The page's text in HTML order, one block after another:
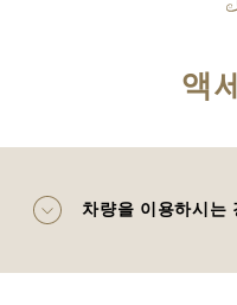
액
차량을 이용하시는